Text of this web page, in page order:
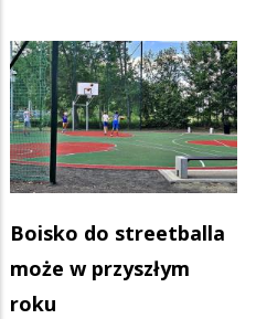
Boisko do streetballa
może w przyszłym
roku